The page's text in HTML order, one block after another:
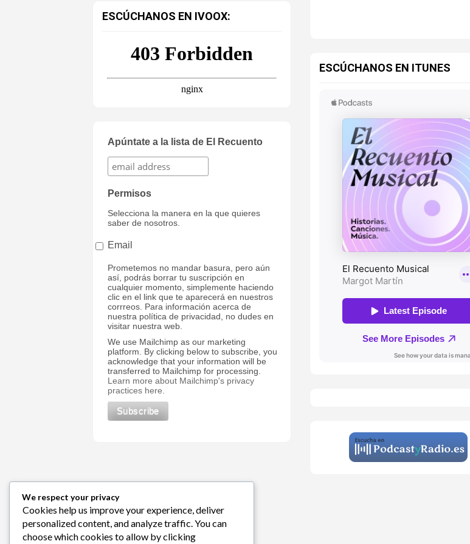
ESCÚCHANOS EN IVOOX:
Apúntate a la lista de El Recuento
Permisos
Selecciona la manera en la que quieres
saber de nosotros.
Email
Prometemos no mandar basura, pero aún
así, podrás borrar tu suscripción en
cualquier momento, simplemente haciendo
clic en el link que te aparecerá en nuestros
corrreos. Para información acerca de
nuestra política de privacidad, no dudes en
visitar nuestra web.
We use Mailchimp as our marketing
platform. By clicking below to subscribe, you
acknowledge that your information will be
transferred to Mailchimp for processing.
Learn more about Mailchimp's privacy
practices here.
ESCÚCHANOS EN ITUNES
We respect your privacy
Cookies help us improve your experience, deliver
personalized content, and analyze traffic. You can
choose which cookies to allow by clicking